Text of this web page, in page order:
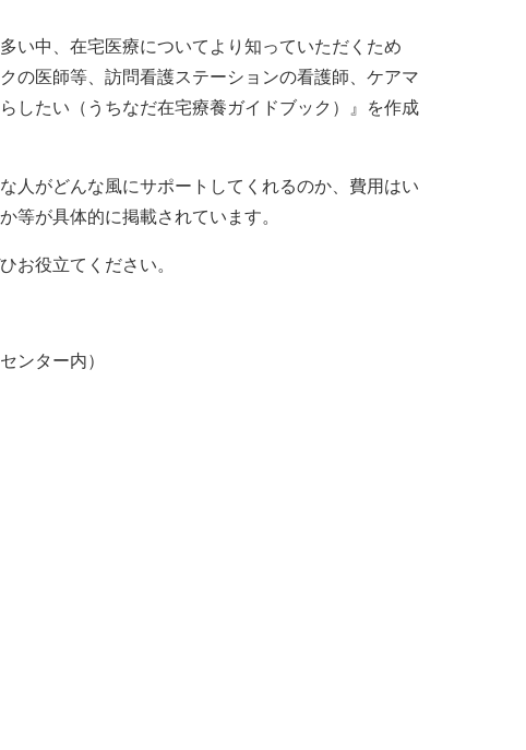
い中、在宅医療についてより知っていただくため
の医師等、訪問看護ステーションの看護師、ケアマ
したい（うちなだ在宅療養ガイドブック）』を作成
人がどんな風にサポートしてくれるのか、費用はい
等が具体的に掲載されています。
お役立てください。
ンター内）